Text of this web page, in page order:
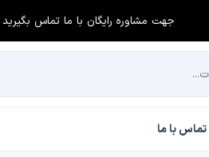
جهت مشاوره رایگان با ما تماس بگیرید
تماس با ما